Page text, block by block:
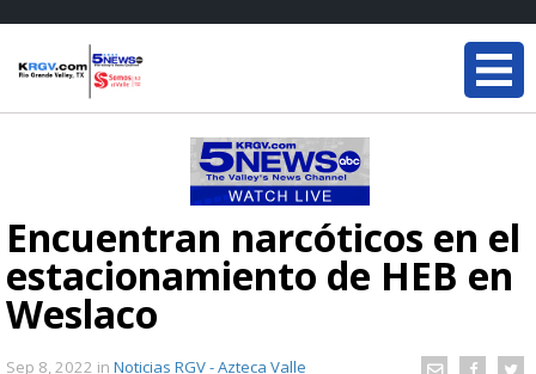
Encuentran narcóticos en el
estacionamiento de HEB en
Weslaco
Sep 8, 2022 in Noticias RGV - Azteca Valle